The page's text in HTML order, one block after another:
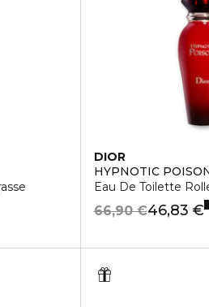
DIOR
HYPNOTIC
Eau De Toilette
46,83 €
66,90 €